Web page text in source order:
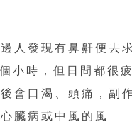
人發現有鼻鼾便去
小時，但日間都很
會口渴、頭痛，副
臟病或中風的風